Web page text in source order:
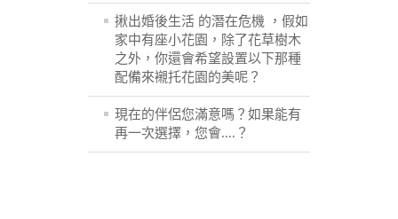
揪出婚後生活 的潛在危機 ，假如
家中有座小花園，除了花草樹木
之外，你還會希望設置以下那種
配備來襯托花園的美呢？
現在的伴侶您滿意嗎？如果能有
再一次選擇，您會....？